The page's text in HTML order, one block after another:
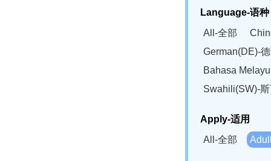
Language-语种
All-全部
German(DE)-
Bahasa
Swahili(SW)-
Apply-适用
All-全部